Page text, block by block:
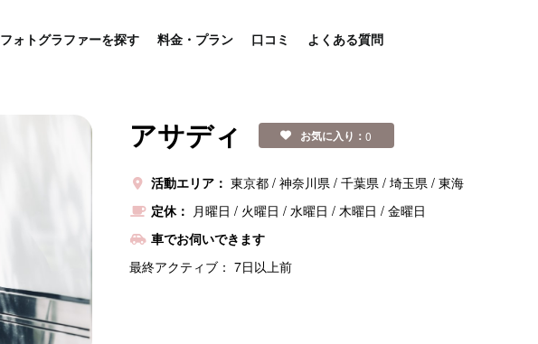
フォトグラファーを探す 料金・プラン 口コミ よくある質問
アサディ お気に入り：0
活動エリア： 東京都 神奈川県 千葉県 埼玉県
東海
定休： 月曜日 / 火曜日 / 水曜日 / 木曜日 / 金曜日
車でお伺いできます
最終アクティブ： 7日以上前